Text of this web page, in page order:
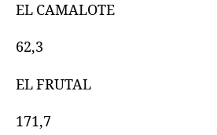
EL CAMALOTE
62,3
EL FRUTAL
171,7